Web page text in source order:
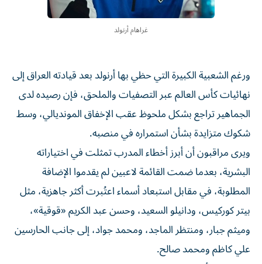
غراهام أرنولد
ورغم الشعبية الكبيرة التي حظي بها أرنولد بعد قيادته العراق إلى
نهائيات كأس العالم عبر التصفيات والملحق، فإن رصيده لدى
الجماهير تراجع بشكل ملحوظ عقب الإخفاق المونديالي، وسط
شكوك متزايدة بشأن استمراره في منصبه.
ويرى مراقبون أن أبرز أخطاء المدرب تمثلت في اختياراته
البشرية، بعدما ضمت القائمة لاعبين لم يقدموا الإضافة
المطلوبة، في مقابل استبعاد أسماء اعتُبرت أكثر جاهزية، مثل
بيتر كوركيس، ودانيلو السعيد، وحسن عبد الكريم «قوقية»،
وميثم جبار، ومنتظر الماجد، ومحمد جواد، إلى جانب الحارسين
علي كاظم ومحمد صالح.